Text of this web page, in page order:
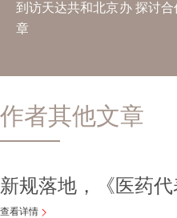
到访天达共和北京办 探讨合
章
作者其他文章
新规落地，《医药
查看详情